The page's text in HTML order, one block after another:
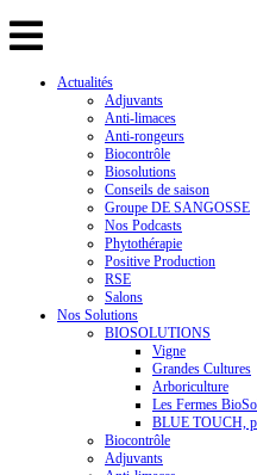
Actualités
Adjuvants
Anti-limaces
Anti-rongeurs
Biocontrôle
Biosolutions
Conseils de saison
Groupe DE SANGOSSE
Nos Podcasts
Phytothérapie
Positive Production
RSE
Salons
Nos Solutions
BIOSOLUTIONS
Vigne
Grandes Cultures
Arboriculture
Les Fermes
BLUE TOUCH,
Biocontrôle
Adjuvants